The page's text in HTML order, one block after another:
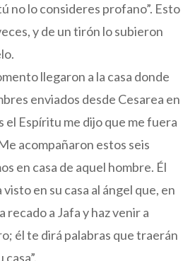
no lo consideres profano”. Esto
y de un tirón lo subieron
llegaron a la casa donde
enviados desde Cesarea en
el Espíritu me dijo que me fuera
acompañaron estos seis
en casa de aquel hombre. Él
en su casa al ángel que, en
recado a Jafa y haz venir a
él te dirá palabras que traerán